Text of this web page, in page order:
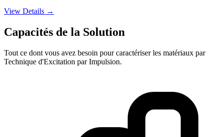
View Details →
Capacités de la Solution
Tout ce dont vous avez besoin pour caractériser les matériaux par
Technique d'Excitation par Impulsion.